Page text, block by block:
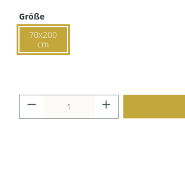
Größe
70x200
cm